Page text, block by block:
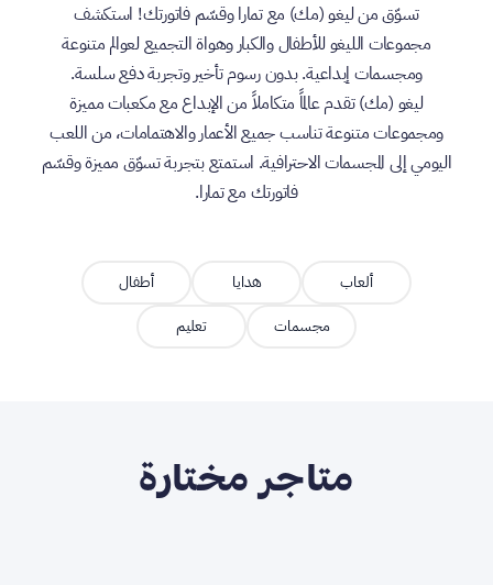
تسوّق من ليغو (مك) مع تمارا وقسّم فاتورتك! استكشف
مجموعات الليغو للأطفال والكبار وهواة التجميع لعوالم متنوعة
ومجسمات إبداعية. بدون رسوم تأخير وتجربة دفع سلسة.
ليغو (مك) تقدم عالماً متكاملاً من الإبداع مع مكعبات مميزة
ومجموعات متنوعة تناسب جميع الأعمار والاهتمامات، من اللعب
اليومي إلى المجسمات الاحترافية. استمتع بتجربة تسوّق مميزة وقسّم
فاتورتك مع تمارا.
ألعاب هدايا
أطفال
مجسمات
تعليم
متاجر مختارة